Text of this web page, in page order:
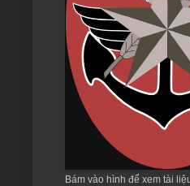
Bám vào hình để xem tài